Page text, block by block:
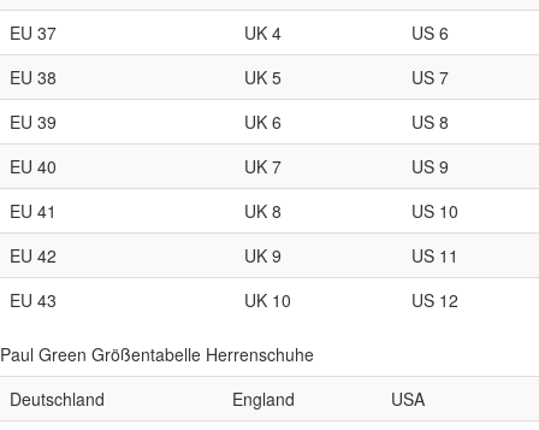
EU 37
UK 4
US 6
EU 38
UK 5
US 7
EU 39
UK 6
US 8
EU 40
UK 7
US 9
EU 41
UK 8
US 10
EU 42
UK 9
US 11
EU 43
UK 10 US 12
Paul Green Größentabelle Herrenschuhe
Deutschland
England
USA